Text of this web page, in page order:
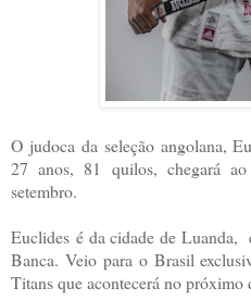
O judoca da seleção angolana,
27 anos, 81 quilos, chegará
setembro.
Euclides é da cidade de Luanda,
Banca. Veio para o Brasil
Titans que acontecerá no